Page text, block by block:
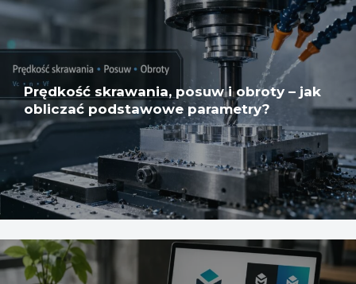
Prędkość skrawania, posuw i obroty – jak
obliczać podstawowe parametry?